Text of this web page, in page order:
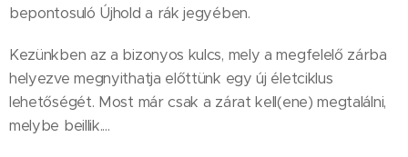
bepontosuló Újhold a rák jegyében.
Kezünkben az a bizonyos kulcs, mely a megfelelő zárba
helyezve megnyithatja előttünk egy új életciklus
lehetőségét. Most már csak a zárat kell(ene) megtalálni,
melybe beillik....